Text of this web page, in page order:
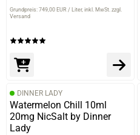
Grundpreis: 749,00 EUR / Liter inkl. MwSt. zzgl.
Versand
DINNER LADY
Watermelon Chill 10ml
20mg NicSalt by Dinner
Lady